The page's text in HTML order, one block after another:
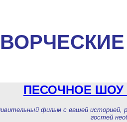
ПЕСОЧНОЕ ШОУ
фильм с вашей историей,
гостей